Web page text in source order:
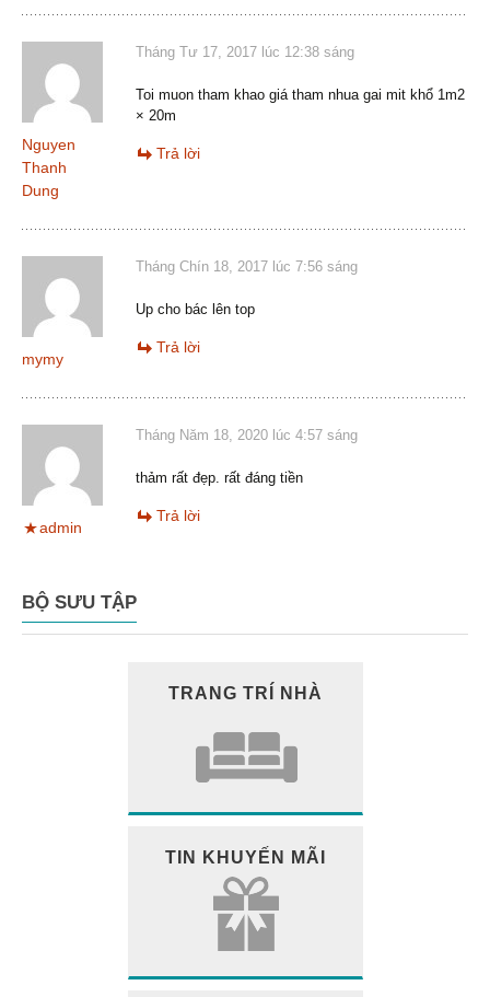
Nguyen
Thanh
Dung
Tháng Tư 17, 2017 lúc 12:38 sáng
Toi muon tham khao giá tham nhua gai mit khổ 1m2
× 20m
Trả lời
mymy
Tháng Chín 18, 2017 lúc 7:56 sáng
Up cho bác lên top
Trả lời
admin
Tháng Năm 18, 2020 lúc 4:57 sáng
thảm rất đẹp. rất đáng tiền
Trả lời
BỘ SƯU TẬP
TRANG TRÍ NHÀ
TIN KHUYẾN MÃI